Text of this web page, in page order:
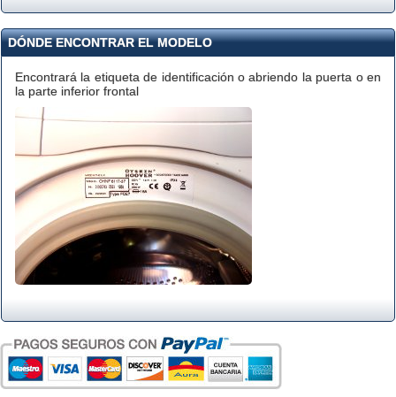
DÓNDE ENCONTRAR EL MODELO
Encontrará la etiqueta de identificación o abriendo la puerta o en
la parte inferior frontal